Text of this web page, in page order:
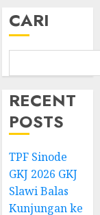
CARI
RECENT
POSTS
TPF Sinode
GKJ 2026 GKJ
Slawi Balas
Kunjungan ke